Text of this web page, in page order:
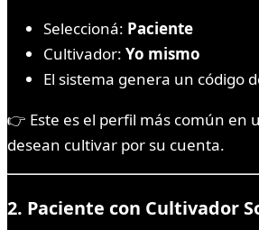
Seleccioná: Paciente
Cultivador: Yo mismo
El sistema genera un código
👉 Este es el perfil más común en
desean cultivar por su cuenta.
2. Paciente con Cultivador